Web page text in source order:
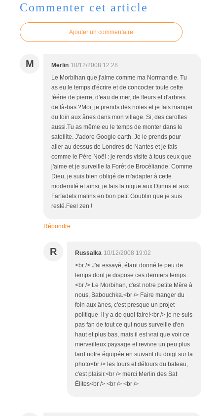
Commenter cet article
Ajouter un commentaire
M Merlin 10/12/2008 12:28
Le Morbihan que j'aime comme ma Normandie. Tu
as eu le temps d'écrire et de concocter toute cette
féérie de pierre, d'eau de mer, de fleurs et d'arbres
de là-bas ?Moi, je prends des notes et je fais manger
du foin aux ânes dans mon village. Si, des carottes
aussi.Tu as même eu le temps de monter dans le
satellite. J'adore Google earth. Je le prends pour
aller au dessus de Londres de Nantes et je fais
comme le Père Noël : je rends visite à tous ceux que
j'aime et je surveille la Forêt de Brocéliande. Comme
Dieu, je suis bien obligé de m'adapter à cette
modernité et ainsi, je fais la nique aux Djinns et aux
Farfadets malins en bon petit Goublin que je suis
resté.Feel zen !
Répondre
R Russalka 10/12/2008 19:02
<br /> J'ai essayé, étant donné le peu de
temps dont je dispose ces derniers temps...
<br /> Le Morbihan, c'est notre petite Mère à
nous, Babouchka.<br /> Faire manger du
foin aux ânes, c'est presque un projet
politique il y a de quoi faire!<br /> je ne suis
pas fan de tout ce qui nous surveille d'en
haut et plus bas, mais il est vrai que voir ce
merveilleux paysage et revivre un peu plus
tard notre équipée en suivant du doigt sur la
photo<br /> les tours et détours du bateau,
c'est plaisir.<br /> merci Merlin des Sat
Élites<br /> <br /> <br />